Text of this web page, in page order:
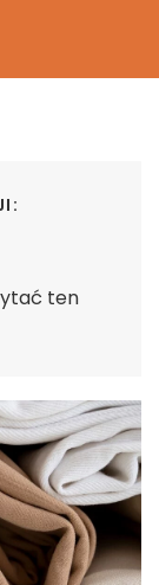
ten